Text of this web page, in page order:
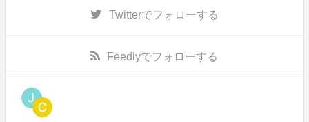
Twitterでフォローする
Feedlyでフォローする